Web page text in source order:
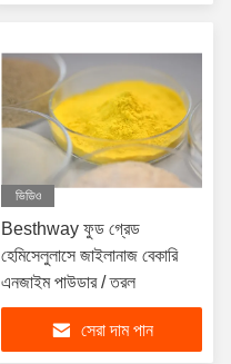
ভিডিও
Besthway ফুড গ্রেড
হেমিসেলুলাসে জাইলানাজ বেকারি
এনজাইম পাউডার / তরল
সেরা দাম পান